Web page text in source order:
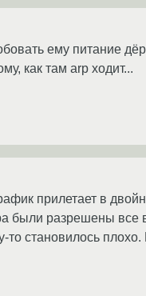
ему питание
как там arp ходит...
прилетает в
были разрешены все
становилось